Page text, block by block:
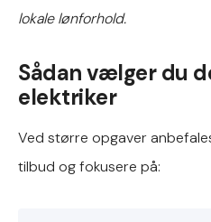
lokale lønforhold.
Sådan vælger du
elektriker
Ved større opgaver
tilbud og fokusere på: